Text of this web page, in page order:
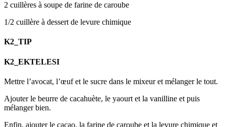
2 cuillères à soupe de farine de caroube
1/2 cuillère à dessert de levure chimique
K2_TIP
K2_EKTELESI
Mettre l’avocat, l’œuf et le sucre dans le mixeur et mélanger le tout.
Ajouter le beurre de cacahuète, le yaourt et la vanilline et puis
mélanger bien.
Enfin, ajouter le cacao, la farine de caroube et la levure chimique et